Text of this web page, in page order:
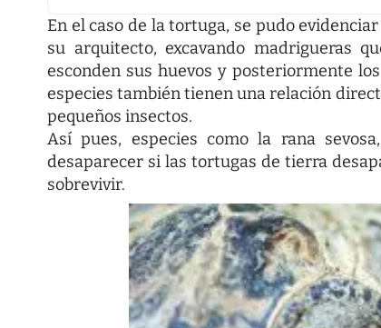
En el caso de la tortuga, se pudo
su arquitecto, excavando madrigueras
esconden sus huevos y posteriormente
especies también tienen una relación
pequeños insectos.
Así pues, especies como la rana
desaparecer si las tortugas de tierra
sobrevivir.